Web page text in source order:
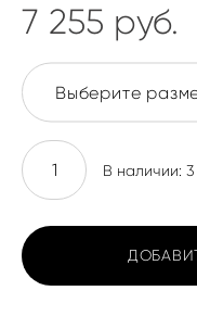
7 255 pуб.
Выберите
В наличии: 3